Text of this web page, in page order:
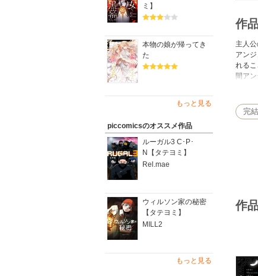
ミ】
本物の娘が帰ってき
た
もっと見る
piccomicsのオススメ作品
ルーガル3 C･P･
N【タテヨミ】
Rel.mae
ウィルソン家の秘密
【タテヨミ】
MILL2
もっと見る
作
主人
アン
れる
間ア
完結
作